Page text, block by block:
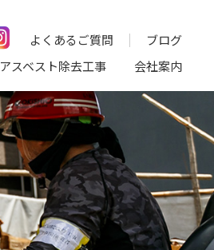
よくあるご質問
ブログ
アスベスト除去工事 会社案内